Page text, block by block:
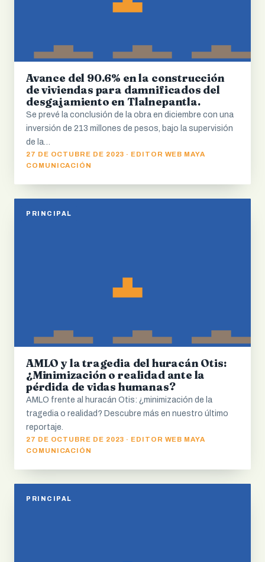
Avance del 90.6% en la construcción
de viviendas para damnificados del
desgajamiento en Tlalnepantla.
Se prevé la conclusión de la obra en diciembre con una
inversión de 213 millones de pesos, bajo la supervisión
de la…
27 DE OCTUBRE DE 2023 · EDITOR WEB MAYA
COMUNICACIÓN
PRINCIPAL
AMLO y la tragedia del huracán Otis:
¿Minimización o realidad ante la
pérdida de vidas humanas?
AMLO frente al huracán Otis: ¿minimización de la
tragedia o realidad? Descubre más en nuestro último
reportaje.
27 DE OCTUBRE DE 2023 · EDITOR WEB MAYA
COMUNICACIÓN
PRINCIPAL